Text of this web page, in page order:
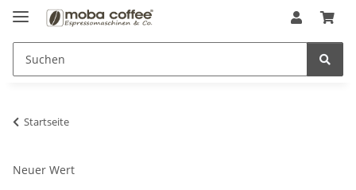
Startseite
Neuer Wert